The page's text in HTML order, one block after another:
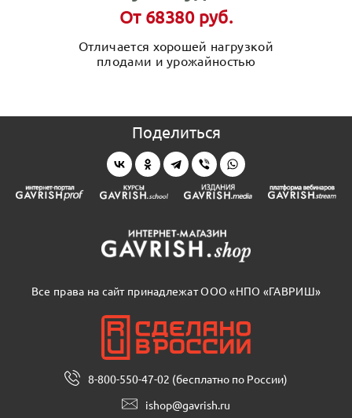
От 68380 руб.
Отличается хорошей нагрузкой
плодами и урожайностью
Поделиться
Все права на сайт принадлежат ООО «НПО «ГАВРИШ»
8-800-550-47-02 (бесплатно по России)
ishop@gavrish.ru